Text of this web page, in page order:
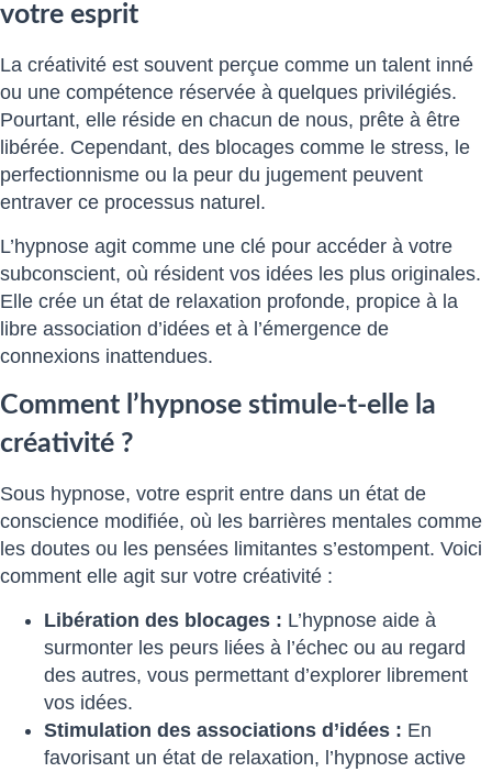
votre esprit
La créativité est souvent perçue comme un talent inné
ou une compétence réservée à quelques privilégiés.
Pourtant, elle réside en chacun de nous, prête à être
libérée. Cependant, des blocages comme le stress, le
perfectionnisme ou la peur du jugement peuvent
entraver ce processus naturel.
L’hypnose agit comme une clé pour accéder à votre
subconscient, où résident vos idées les plus originales.
Elle crée un état de relaxation profonde, propice à la
libre association d’idées et à l’émergence de
connexions inattendues.
Comment l’hypnose stimule-t-elle la
créativité ?
Sous hypnose, votre esprit entre dans un état de
conscience modifiée, où les barrières mentales comme
les doutes ou les pensées limitantes s’estompent. Voici
comment elle agit sur votre créativité :
Libération des blocages : L’hypnose aide à
surmonter les peurs liées à l’échec ou au regard
des autres, vous permettant d’explorer librement
vos idées.
Stimulation des associations d’idées : En
favorisant un état de relaxation, l’hypnose active